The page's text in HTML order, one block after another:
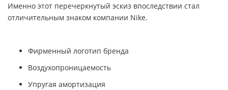
Именно этот перечеркнутый эскиз впоследствии стал
отличительным знаком компании Nike.
Фирменный логотип бренда
Воздухопроницаемость
Упругая амортизация